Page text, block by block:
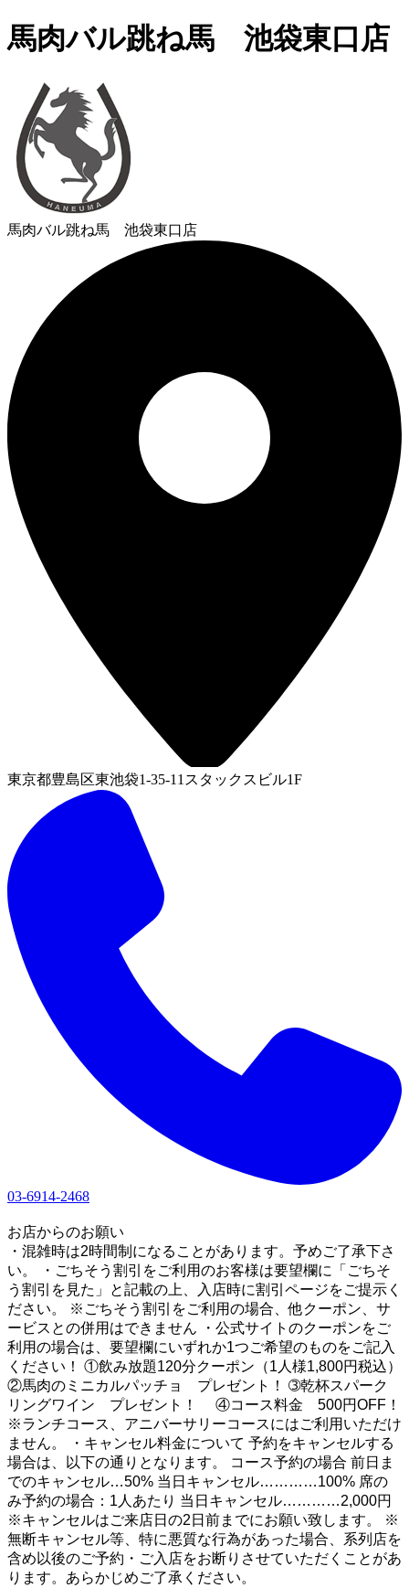
馬肉バル跳ね馬 池袋東口店
馬肉バル跳ね馬 池袋東口店
東京都豊島区東池袋1-35-11スタックスビル1F
03-6914-2468
お店からのお願い
・混雑時は2時間制になることがあります。予めご了承下さ
い。 ・ごちそう割引をご利用のお客様は要望欄に「ごちそ
う割引を見た」と記載の上、入店時に割引ページをご提示く
ださい。 ※ごちそう割引をご利用の場合、他クーポン、サ
ービスとの併用はできません ・公式サイトのクーポンをご
利用の場合は、要望欄にいずれか1つご希望のものをご記入
ください！ ①飲み放題120分クーポン（1人様1,800円税込）
②馬肉のミニカルパッチョ プレゼント！ ➂乾杯スパーク
リングワイン プレゼント！ ④コース料金 500円OFF！
※ランチコース、アニバーサリーコースにはご利用いただけ
ません。 ・キャンセル料金について 予約をキャンセルする
場合は、以下の通りとなります。 コース予約の場合 前日ま
でのキャンセル…50% 当日キャンセル…………100% 席の
み予約の場合：1人あたり 当日キャンセル…………2,000円
※キャンセルはご来店日の2日前までにお願い致します。 ※
無断キャンセル等、特に悪質な行為があった場合、系列店を
含め以後のご予約・ご入店をお断りさせていただくことがあ
ります。あらかじめご了承ください。